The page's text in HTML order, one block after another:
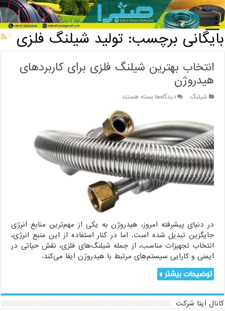
خانه / بایگانی برچسب: تولید شیلنگ فلزی
بایگانی برچسب:تولید شیلنگ فلزی
انتخاب بهترین شیلنگ فلزی برای کاربردهای
هیدروژن
شیلنگ دیدگاه‌هابرای
شیلنگ
فلزی
برای
کاربردهای
هیدروژن
بسته هستند
در دنیای پیشرفته امروز، هیدروژن به یکی از مهم‌ترین منابع انرژی
جایگزین تبدیل شده است. اما در کنار استفاده از این منبع انرژی،
انتخاب تجهیزات مناسب، از جمله شیلنگ‌های فلزی، نقش حیاتی در
ایمنی و کارایی سیستم‌های مرتبط با هیدروژن ایفا می‌کند.
توضیحات بیشتر »
کانال ایتا شرکت